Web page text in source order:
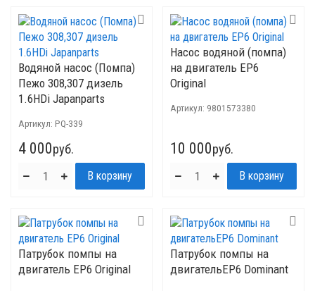
Водяной насос (Помпа)
Пежо 308,307 дизель
1.6HDi Japanparts
Артикул: PQ-339
4 000руб.
Насос водяной (помпа)
на двигатель ЕР6
Original
Артикул: 9801573380
10 000руб.
Патрубок помпы на
двигатель EP6 Original
Патрубок помпы на
двигательEP6 Dominant